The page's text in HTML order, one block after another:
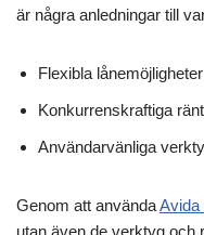
är några anledningar till
Flexibla lånemöjligheter
Konkurrenskraftiga
Användarvänliga
Genom att användaAvida
utan även de verktyg och